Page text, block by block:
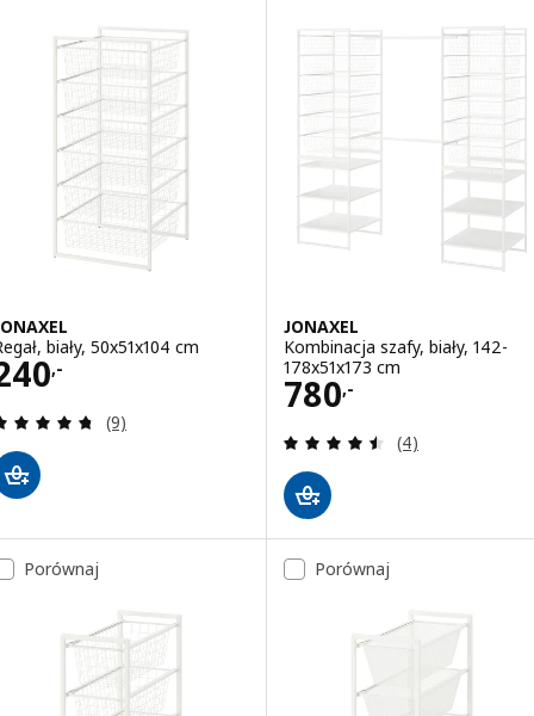
biały, 50x51x104 cm
,- 240,-
Recenzja: 4.7 z 5 gwiazdki. Łączna liczba recenzji:
(9)
JONAXEL
Kombinacja szafy, biały, 142-
178x51x173 cm
780,-
Cena 780,-
Recenzja: 4.5
(4)
Porównaj Porównaj